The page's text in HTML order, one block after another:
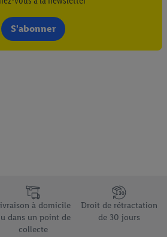
S'abonner
avec les différents arguments de
à domicile
dans un point de
collecte
Droit de rétractation
de 30 jours